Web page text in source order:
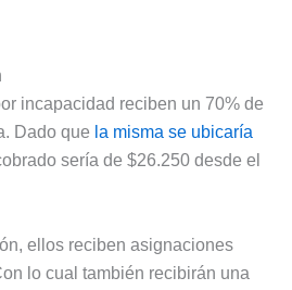
incapacidad reciben un 70% de
Dado que la misma se ubicaría
sería de $26.250 desde el
ellos reciben asignaciones
lo cual también recibirán una